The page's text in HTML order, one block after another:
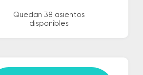
Quedan 38 asientos
disponibles